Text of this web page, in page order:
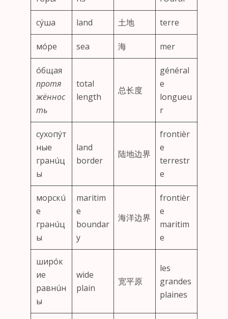
сýша land 土地 terre
мóре sea 海 mer
óбщая
протя
жённос
ть
total
length
总长度
général
e
longueu
r
сухопýт
ные
гранúц
ы
land
border
陆地边界
frontièr
e
terrestr
e
морскú
е
гранúц
ы
maritim
e
boundar
y
海洋边界
frontièr
e
maritim
e
ширóк
ие
равнúн
ы
wide
plain
宽平原
les
grandes
plaines